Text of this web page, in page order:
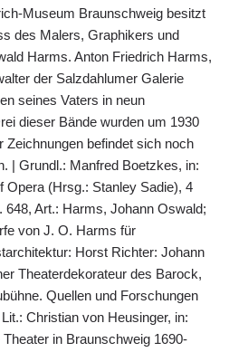
Museum Braunschweig besitzt
des Malers, Graphikers und
Harms. Anton Friedrich Harms,
der Salzdahlumer Galerie
seines Vaters in neun
dieser Bände wurden um 1930
Zeichnungen befindet sich noch
| Grundl.: Manfred Boetzkes, in:
Opera (Hrsg.: Stanley Sadie), 4
648, Art.: Harms, Johann Oswald;
von J. O. Harms für
Horst Richter: Johann
Theaterdekorateur des Barock,
Quellen und Forschungen
Christian von Heusinger, in:
in Braunschweig 1690-